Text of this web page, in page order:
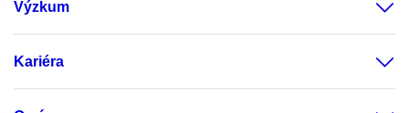
Výzkum
Kariéra